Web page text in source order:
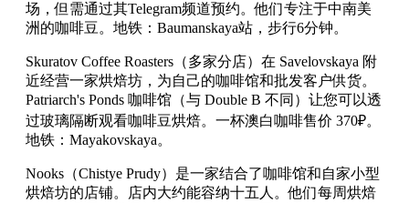
场，但需通过其Telegram频道预约。他们专注于中南美
洲的咖啡豆。地铁：Baumanskaya站，步行6分钟。
Skuratov Coffee Roasters（多家分店）在 Savelovskaya 附
近经营一家烘焙坊，为自己的咖啡馆和批发客户供货。
Patriarch's Ponds 咖啡馆（与 Double B 不同）让您可以透
过玻璃隔断观看咖啡豆烘焙。一杯澳白咖啡售价 370₽。
地铁：Mayakovskaya。
Nooks（Chistye Prudy）是一家结合了咖啡馆和自家小型
烘焙坊的店铺。店内大约能容纳十五人。他们每周烘焙